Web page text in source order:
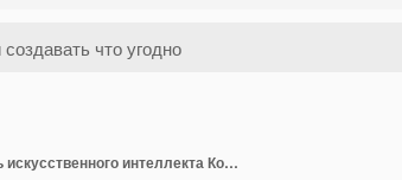
Человеческая рука, указывающая на сеть искусственного интеллекта Концепция искусственного интеллектуального искусственного